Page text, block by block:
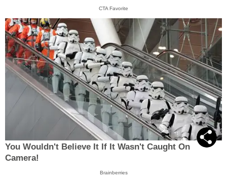
CTA Favorite
You Wouldn't Believe It If It Wasn't Caught On
Camera!
Brainberries